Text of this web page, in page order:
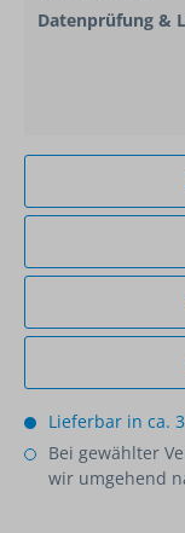
Datenprüfung &
Lieferbar in ca.
Bei gewählter
wir umgehend